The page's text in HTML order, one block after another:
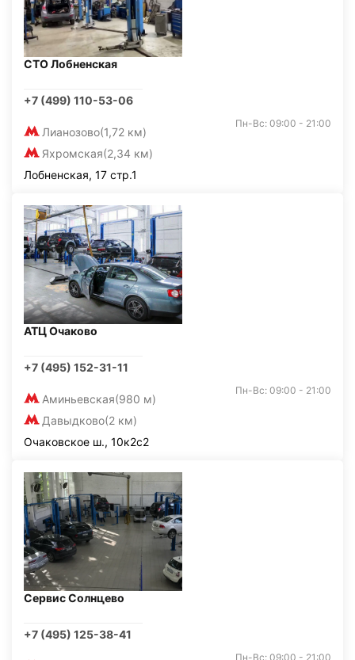
СТО Лобненская
+7 (499) 110-53-06
Лианозово(1,72 км)
Яхромская(2,34 км)
Пн-Вс: 09:00 - 21:00
Лобненская, 17 стр.1
АТЦ Очаково
+7 (495) 152-31-11
Аминьевская(980 м)
Давыдково(2 км)
Пн-Вс: 09:00 - 21:00
Очаковское ш., 10к2с2
Сервис Солнцево
+7 (495) 125-38-41
Пн-Вс: 09:00 - 21:00